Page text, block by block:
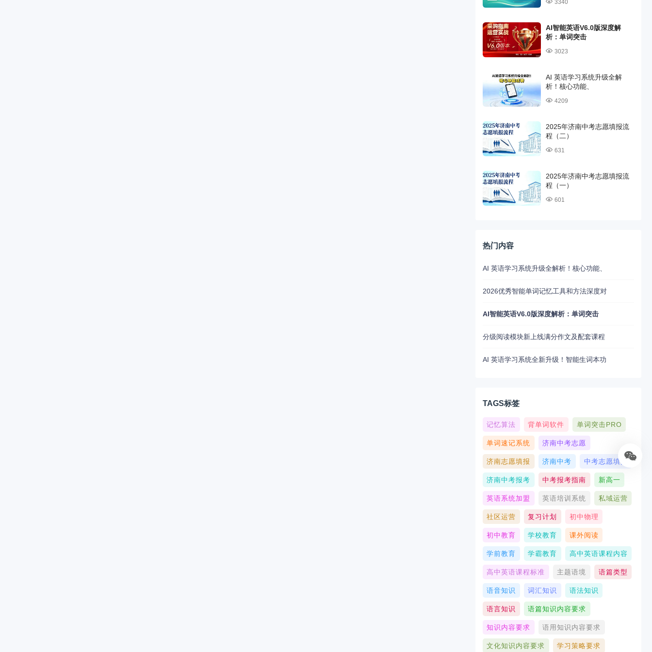
3340
AI智能英语V6.0版深度解
析：单词突击
3023
AI 英语学习系统升级全解
析！核心功能、
4209
2025年济南中考志愿填报流
程（二）
631
2025年济南中考志愿填报流
程（一）
601
热门内容
AI 英语学习系统升级全解析！核心功能、
2026优秀智能单词记忆工具和方法深度对
AI智能英语V6.0版深度解析：单词突击
分级阅读模块新上线满分作文及配套课程
AI 英语学习系统全新升级！智能生词本功
TAGS标签
记忆算法 背单词软件 单词突击PRO
单词速记系统 济南中考志愿
济南志愿填报 济南中考 中考志愿填报
济南中考报考 中考报考指南 新高一
英语系统加盟 英语培训系统 私域运营
社区运营 复习计划 初中物理
初中教育 学校教育 课外阅读
学前教育 学霸教育 高中英语课程内容
高中英语课程标准 主题语境 语篇类型
语音知识 词汇知识 语法知识
语言知识 语篇知识内容要求
知识内容要求 语用知识内容要求
文化知识内容要求 学习策略要求